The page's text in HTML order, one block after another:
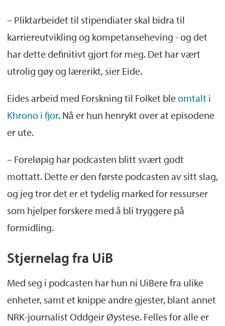
– Pliktarbeidet til stipendiater skal bidra til
karriereutvikling og kompetanseheving - og det
har dette definitivt gjort for meg. Det har vært
utrolig gøy og lærerikt, sier Eide.
Eides arbeid med Forskning til Folket bleomtalt i
Khrono i fjor. Nå er hun henrykt over at episodene
er ute.
– Foreløpig har podcasten blitt svært godt
mottatt. Dette er den første podcasten av sitt slag,
og jeg tror det er et tydelig marked for ressurser
som hjelper forskere med å bli tryggere på
formidling.
Stjernelag fra UiB
Med seg i podcasten har hun ni UiBere fra ulike
enheter, samt et knippe andre gjester, blant annet
NRK-journalist Oddgeir Øystese. Felles for alle er